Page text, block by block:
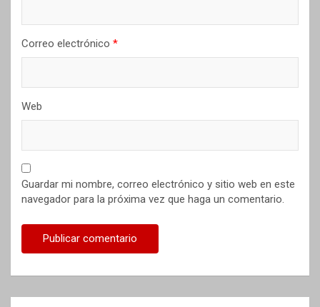
Correo electrónico *
Web
Guardar mi nombre, correo electrónico y sitio web en este
navegador para la próxima vez que haga un comentario.